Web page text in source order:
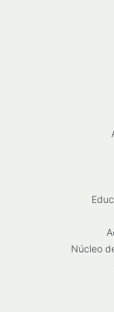
Núcleo